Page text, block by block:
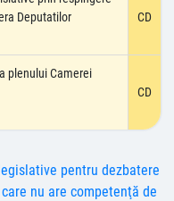
Deputatilor
CD
plenului Camerei
CD
pentru dezbatere
nu are competenţă de